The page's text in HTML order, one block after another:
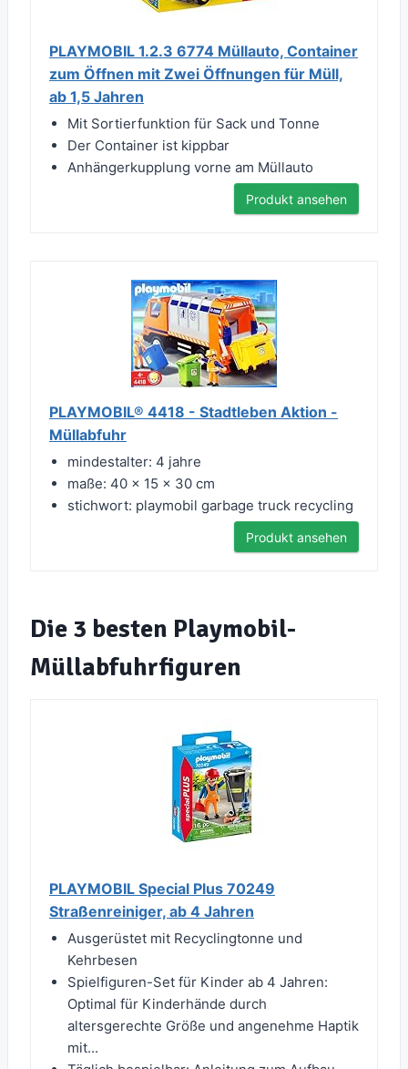
PLAYMOBIL 1.2.3 6774 Müllauto, Container
zum Öffnen mit Zwei Öffnungen für Müll,
ab 1,5 Jahren
Mit Sortierfunktion für Sack und Tonne
Der Container ist kippbar
Anhängerkupplung vorne am Müllauto
Produkt ansehen
PLAYMOBIL® 4418 - Stadtleben Aktion -
Müllabfuhr
mindestalter: 4 jahre
maße: 40 x 15 x 30 cm
stichwort: playmobil garbage truck recycling
Produkt ansehen
Die 3 besten Playmobil-
Müllabfuhrfiguren
PLAYMOBIL Special Plus 70249
Straßenreiniger, ab 4 Jahren
Ausgerüstet mit Recyclingtonne und
Kehrbesen
Spielfiguren-Set für Kinder ab 4 Jahren:
Optimal für Kinderhände durch
altersgerechte Größe und angenehme Haptik
mit...